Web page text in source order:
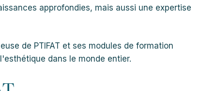
approfondies, mais aussi une expertise
de PTIFAT et ses modules de formation
dans le monde entier.